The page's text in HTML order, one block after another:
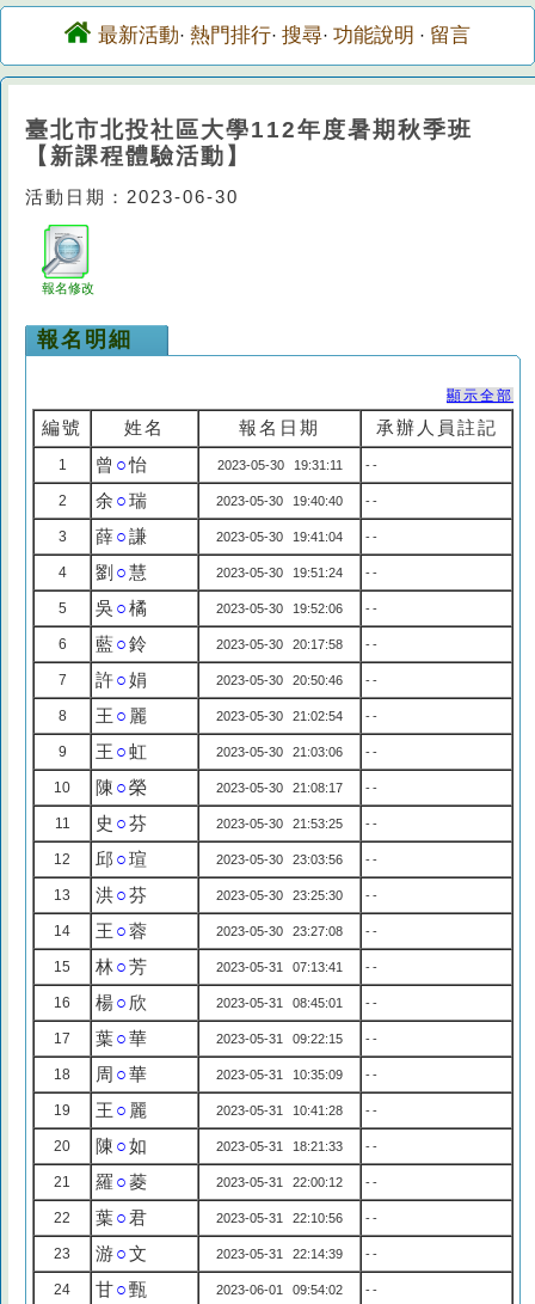
最新活動· 熱門排行· 搜尋· 功能說明 · 留言
臺北市北投社區大學112年度暑期秋季班
【新課程體驗活動】
活動日期：2023-06-30
報名修改
報名明細
顯示全部
編號 姓名 報名日期 承辦人員註記
1 曾 ○怡 2023-05-30 19:31:11 --
2 余 ○瑞 2023-05-30 19:40:40 --
3 薛○謙 2023-05-30 19:41:04 --
4 劉 ○慧 2023-05-30 19:51:24 --
5 吳 ○橘 2023-05-30 19:52:06 --
6 藍○鈴 2023-05-30 20:17:58 --
7 許○娟 2023-05-30 20:50:46 --
8 王 ○ 麗 2023-05-30 21:02:54 --
9 王 ○虹 2023-05-30 21:03:06 --
10 陳 ○榮 2023-05-30 21:08:17 --
11 史 ○芬 2023-05-30 21:53:25 --
12 邱 ○瑄 2023-05-30 23:03:56 --
13 洪○芬 2023-05-30 23:25:30 --
14 王 ○蓉 2023-05-30 23:27:08 --
15 林○芳 2023-05-31 07:13:41 --
16 楊○ 欣 2023-05-31 08:45:01 --
17 葉○華 2023-05-31 09:22:15 --
18 周 ○華 2023-05-31 10:35:09 --
19 王 ○ 麗 2023-05-31 10:41:28 --
20 陳 ○如 2023-05-31 18:21:33 --
21 羅 ○菱 2023-05-31 22:00:12 --
22 葉○君 2023-05-31 22:10:56 --
23 游○文 2023-05-31 22:14:39 --
24 甘○甄 2023-06-01 09:54:02 --